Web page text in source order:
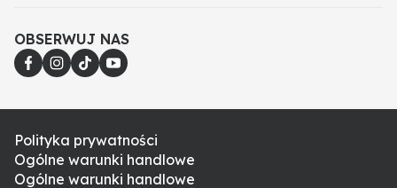
OBSERWUJ NAS
Polityka prywatności
Ogólne warunki handlowe
Ogólne warunki handlowe